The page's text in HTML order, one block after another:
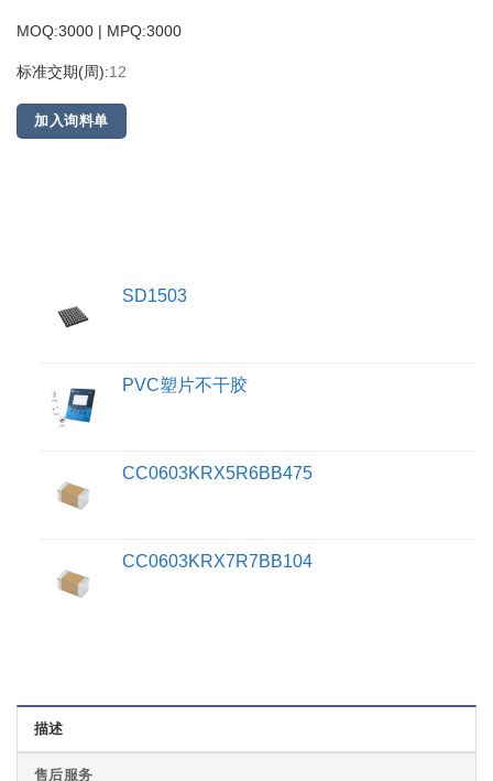
MOQ:3000 | MPQ:3000
标准交期(周):12
加入询料单
SD1503
PVC塑片不干胶
CC0603KRX5R6BB475
CC0603KRX7R7BB104
描述
售后服务